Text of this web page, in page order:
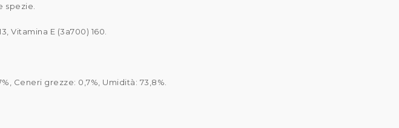
spezie.
Vitamina E (3a700) 160.
Ceneri grezze: 0,7%, Umidità: 73,8%.